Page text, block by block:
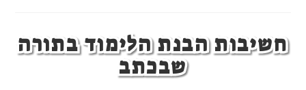
תחנון
במקום
שיש
חשיבות הבנת הלימוד בתורה
שבכתב